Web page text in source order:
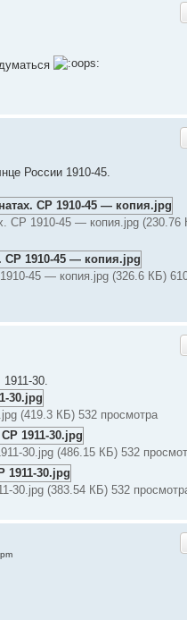
России 1910-45.
СР 1910-45 — копия.jpg (230.76
45 — копия.jpg (326.6 КБ)
30.
(419.3 КБ) 532 просмотра
30.jpg (486.15 КБ) 532
30.jpg (383.54 КБ) 532